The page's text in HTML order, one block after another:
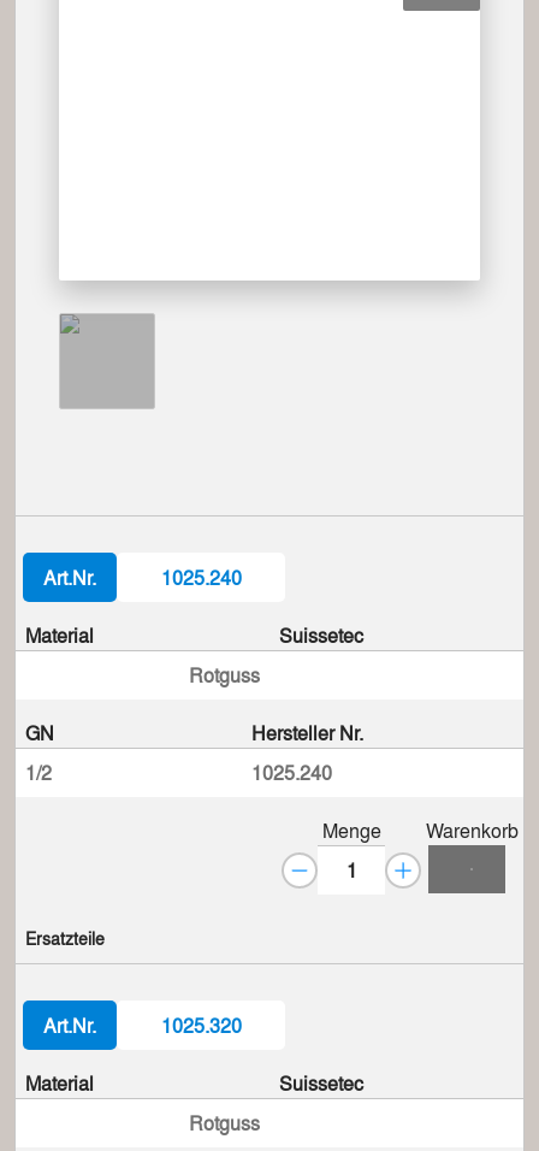
Art.Nr. 1025.240
Material
Rotguss
Suissetec
GN
Hersteller Nr.
1/2
1025.240
Menge Warenkorb
Ersatzteile
Art.Nr. 1025.320
Material
Rotguss
Suissetec